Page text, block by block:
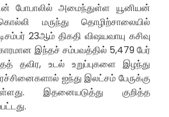
போபாலில் அமைந்துள்ள யூனியன்
மருந்து தொழிற்சாலையில்
23ஆம் திகதி விஷயவாயு கசிவு
இந்தச் சம்பவத்தில் 5,479 பேர்
தவிர, உடல் உறுப்புகளை இழந்து
ஐந்து இலட்சம் பேருக்கு
இதனையடுத்து குறித்த